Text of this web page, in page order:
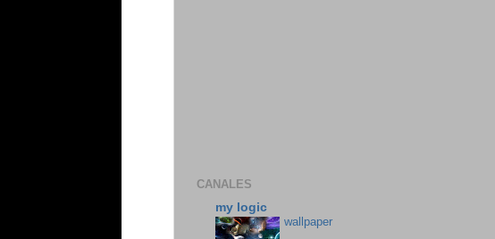
CANALES
my logic
wallpaper